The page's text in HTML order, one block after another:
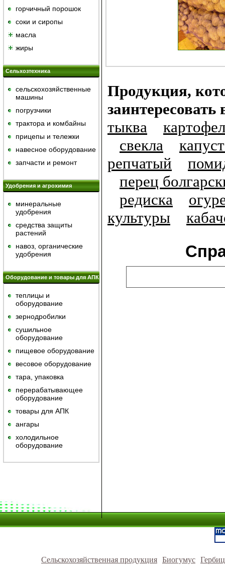
горчичный порошок
cоки и сиропы
масла
жиры
Сельхозтехника
сельскохозяйственные
машины
погрузчики
трактора и комбайны
прицепы и тележки
навесное оборудование
запчасти и ремонт
Удобрения и агрохимия
минеральные
удобрения
средства защиты
растений
навоз, органические
удобрения
Оборудование и товары для АПК
теплицы и
оборудование
зернодробилки
сушильное
оборудование
пищевое оборудование
весовое оборудование
тара, упаковка
перерабатывающее
оборудование
товары для АПК
ангары
холодильное
оборудование
Продукция,
тыква
свекла
репчатый
перец
редиска
культуры
Сельскохозяйственная продукция Биогумус